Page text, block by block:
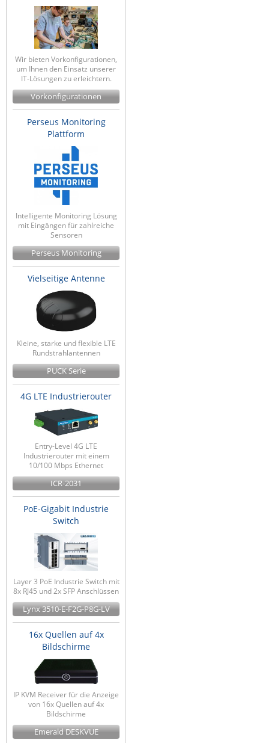
Wir bieten Vorkonfigurationen,
um Ihnen den Einsatz unserer
IT-Lösungen zu erleichtern.
Vorkonfigurationen
Perseus Monitoring
Plattform
Intelligente Monitoring Lösung
mit Eingängen für zahlreiche
Sensoren
Perseus Monitoring
Vielseitige Antenne
Kleine, starke und flexible LTE
Rundstrahlantennen
PUCK Serie
4G LTE Industrierouter
Entry-Level 4G LTE
Industrierouter mit einem
10/100 Mbps Ethernet
ICR-2031
PoE-Gigabit Industrie
Switch
Layer 3 PoE Industrie Switch mit
8x RJ45 und 2x SFP Anschlüssen
Lynx 3510-E-F2G-P8G-LV
16x Quellen auf 4x
Bildschirme
IP KVM Receiver für die Anzeige
von 16x Quellen auf 4x
Bildschirme
Emerald DESKVUE